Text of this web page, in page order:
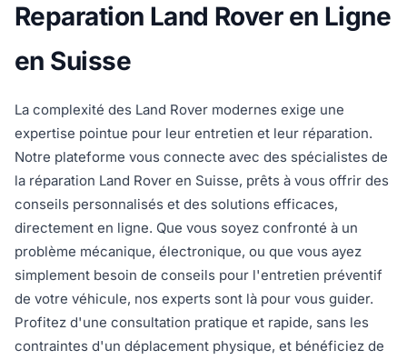
Reparation Land Rover en Ligne
en Suisse
La complexité des Land Rover modernes exige une
expertise pointue pour leur entretien et leur réparation.
Notre plateforme vous connecte avec des spécialistes de
la réparation Land Rover en Suisse, prêts à vous offrir des
conseils personnalisés et des solutions efficaces,
directement en ligne. Que vous soyez confronté à un
problème mécanique, électronique, ou que vous ayez
simplement besoin de conseils pour l'entretien préventif
de votre véhicule, nos experts sont là pour vous guider.
Profitez d'une consultation pratique et rapide, sans les
contraintes d'un déplacement physique, et bénéficiez de